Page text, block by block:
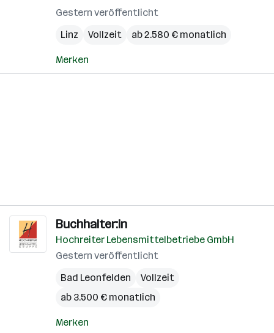
Gestern veröffentlicht
Linz
Vollzeit ab 2.580 € monatlich
Merken
Buchhalter:in
Hochreiter Lebensmittelbetriebe GmbH
Gestern veröffentlicht
Bad Leonfelden
Vollzeit
ab 3.500 € monatlich
Merken